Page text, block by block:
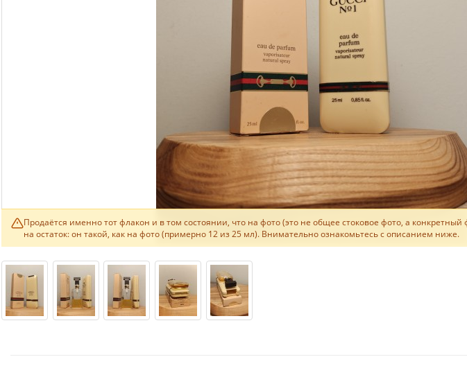
Продаётся именно тот флакон и в том состоянии, что на фото (это не общее стоковое фото, а
на остаток: он такой, как на фото (примерно 12 из 25 мл). Внимательно ознакомьтесь с описанием ниже.